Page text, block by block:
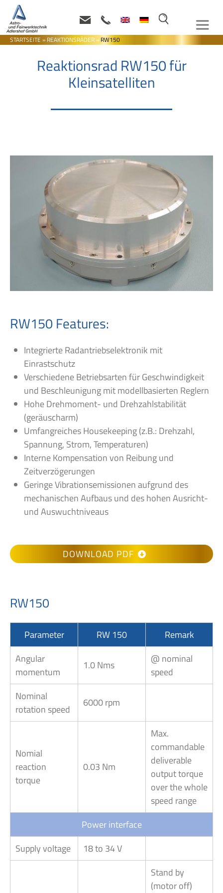
STARTSEITE » REAKTIONSRÄDER» RW150
Reaktionsrad RW150 für
Kleinsatelliten
RW150 Features:
Integrierte Radantriebselektronik mit
Einrastschutz
Verschiedene Betriebsarten für Geschwindigkeit
und Beschleunigung mit modellbasierten Reglern
Hohe Drehmoment- und Drehzahlstabilität
(geräuscharm)
Umfangreiches Housekeeping (z.B.: Drehzahl,
Spannung, Strom, Temperaturen)
Interne Kompensation von Reibung und
Zeitverzögerungen
Geringe Vibrationsemissionen aufgrund des
mechanischen Aufbaus und des hohen Ausricht-
und Auswuchtniveaus
DOWNLOAD PDF
RW150
Parameter RW 150
Remark
Angular
momentum
1.0 Nms
@ nominal
speed
Nominal
rotation speed
6000 rpm
Nomial
reaction
torque
0.03 Nm
Max.
commandable
deliverable
output torque
over the whole
speed range
Power interface
Supply voltage
18 to 34 V
Stand by
(motor off)